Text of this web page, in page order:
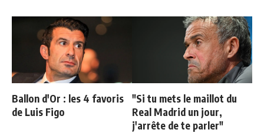
Ballon d'Or : les 4 favoris
de Luis Figo
"Si tu mets le maillot du
Real Madrid un jour,
j'arrête de te parler"